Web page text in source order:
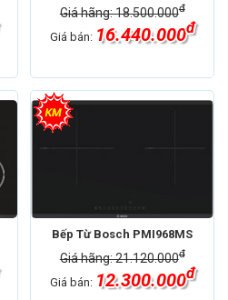
Giá hãng: 18.500.000đ
Giá bán: 16.440.000đ
Bếp Từ Bosch PMI968MS
Giá hãng: 21.120.000đ
Giá bán: 12.300.000đ